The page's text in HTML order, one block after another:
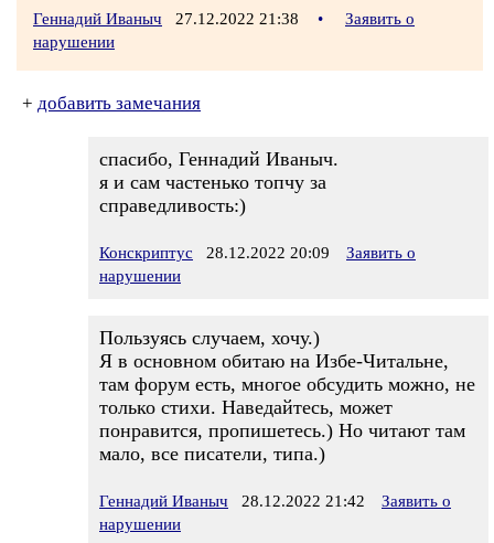
Геннадий Иваныч 27.12.2022 21:38 •
Заявить о
нарушении
+ добавить замечания
спасибо, Геннадий Иваныч.
я и сам частенько топчу за
справедливость:)
Конскриптус 28.12.2022 20:09
Заявить о
нарушении
Пользуясь случаем, хочу.)
Я в основном обитаю на Избе-Читальне,
там форум есть, многое обсудить можно, не
только стихи. Наведайтесь, может
понравится, пропишетесь.) Но читают там
мало, все писатели, типа.)
Геннадий Иваныч 28.12.2022 21:42
Заявить о
нарушении